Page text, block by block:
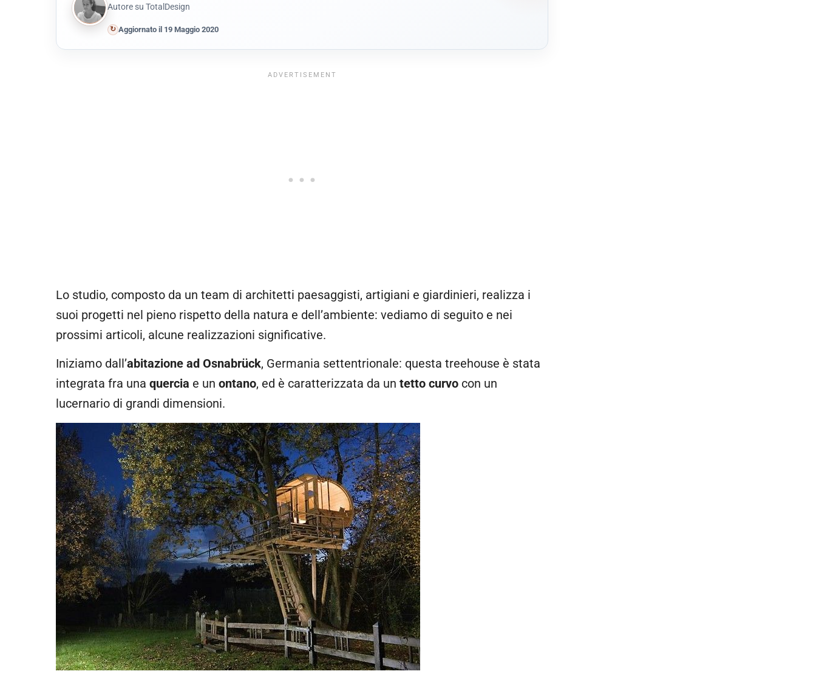
Autore su TotalDesign
↻ Aggiornato il 19 Maggio 2020
Lo studio, composto da un team di architetti paesaggisti, artigiani e giardinieri, realizza i
suoi progetti nel pieno rispetto della natura e dell’ambiente: vediamo di seguito e nei
prossimi articoli, alcune realizzazioni significative.
Iniziamo dall’abitazione ad Osnabrück, Germania settentrionale: questa treehouse è stata
integrata fra una quercia e un ontano, ed è caratterizzata da un tetto curvo con un
lucernario di grandi dimensioni.